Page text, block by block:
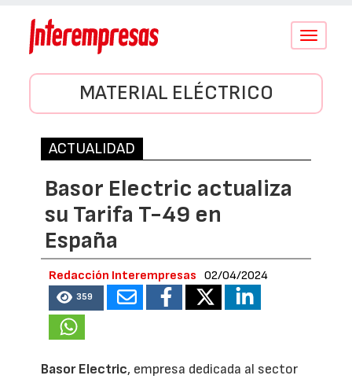
Conmutar
MATERIAL ELÉCTRICO
ACTUALIDAD
Basor Electric actualiza
su Tarifa T-49 en
España
Redacción Interempresas 02/04/2024
359
Basor Electric, empresa dedicada al sector